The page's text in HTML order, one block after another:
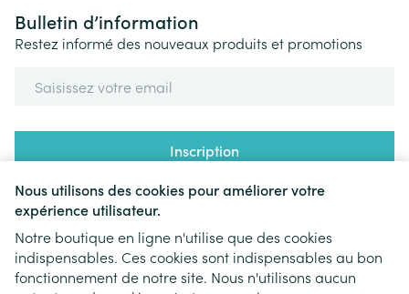
Nous utilisons des cookies pour améliorer votre
expérience utilisateur.
Notre boutique en ligne n'utilise que des cookies
indispensables. Ces cookies sont indispensables au bon
fonctionnement de notre site. Nous n'utilisons aucun
Bulletin d’information
Restez informé des nouveaux produits et promotions
Inscription
En cliquant sur s'abonner, vous vous abonnez à notre newsletter
et acceptez notrepolitique de confidentialité